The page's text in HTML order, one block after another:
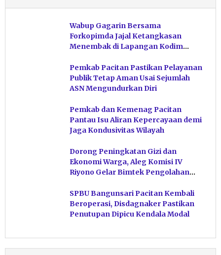
Wabup Gagarin Bersama
Forkopimda Jajal Ketangkasan
Menembak di Lapangan Kodim
Pemkab Pacitan Pastikan Pelayanan
Publik Tetap Aman Usai Sejumlah
ASN Mengundurkan Diri
Pemkab dan Kemenag Pacitan
Pantau Isu Aliran Kepercayaan demi
Jaga Kondusivitas Wilayah
Dorong Peningkatan Gizi dan
Ekonomi Warga, Aleg Komisi IV
Riyono Gelar Bimtek Pengolahan
SPBU Bangunsari Pacitan Kembali
Beroperasi, Disdagnaker Pastikan
Penutupan Dipicu Kendala Modal